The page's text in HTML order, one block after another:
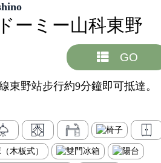
ーミー山科東野
GO
東野站步行約9分鐘即可抵達。